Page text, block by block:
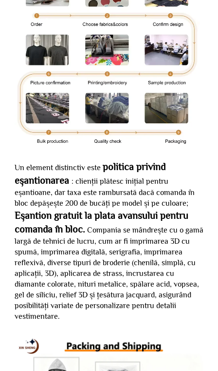
Un element distinctiv este politica privind
eșantionarea : clienții plătesc inițial pentru
eșantioane, dar taxa este rambursată dacă comanda în
bloc depășește 200 de bucăți pe model și pe culoare;
Eșantion gratuit la plata avansului pentru
comanda în bloc. Compania se mândrește cu o gamă
largă de tehnici de lucru, cum ar fi imprimarea 3D cu
spumă, imprimarea digitală, serigrafia, imprimarea
reflexivă, diverse tipuri de broderie (chenilă, simplă, cu
aplicații, 3D), aplicarea de strass, incrustarea cu
diamante colorate, nituri metalice, spălare acid, vopsea,
gel de siliciu, relief 3D și țesătura jacquard, asigurând
posibilități variate de personalizare pentru detalii
vestimentare.